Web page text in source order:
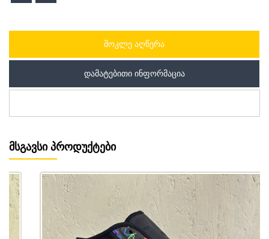
ᲛᲝᲙᲚᲔ ᲐᲦᲬᲔᲠᲐ
ᲓᲐᲛᲐᲢᲔᲑᲘᲗᲘ ᲘᲜᲤᲝᲠᲛᲐᲪᲘᲐ
ᲛᲡᲒᲐᲕᲡᲘ ᲞᲠᲝᲓᲣᲥᲢᲔᲑᲘ